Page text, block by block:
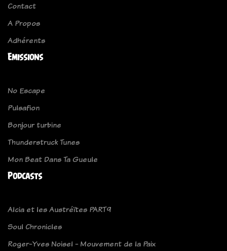
Contact
A Propos
Adhérents
Emissions
No Escape
Pulsafion
Bonjour turbine
Thunderstruck Tunes
Mon Beat Dans Ta Gueule
Podcasts
Alcia et les Austréïtes PART9
Soul Chronicles
Roger-Yves Noisel - Mouvement de la Paix